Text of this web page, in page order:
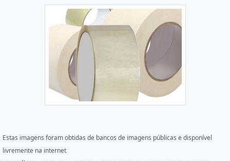
Estas imagens foram obtidas de bancos de imagens públicas e disponível
livremente na internet